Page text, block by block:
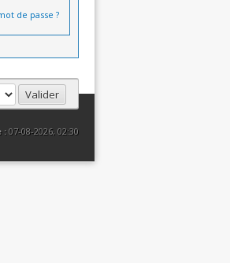
de passe ?
:07-08-2026, 02:30